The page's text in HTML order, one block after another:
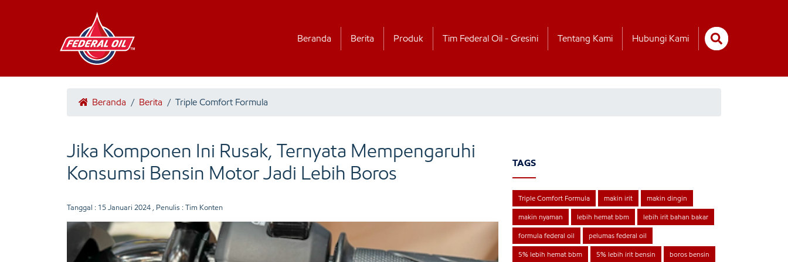
Beranda Berita Produk Tim Federal Oil - Gresini Tentang Kami Hubungi Kami
Beranda / Berita / Triple Comfort Formula
Jika Komponen Ini Rusak, Ternyata Mempengaruhi
Konsumsi Bensin Motor Jadi Lebih Boros
Tanggal : 15 Januari 2024 , Penulis : Tim Konten
TAGS
Triple Comfort Formula makin irit makin dingin
makin nyaman lebih hemat bbm lebih irit bahan bakar
formula federal oil pelumas federal oil
5% lebih hemat bbm 5% lebih irit bensin boros bensin